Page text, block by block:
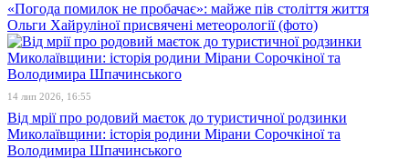
«Погода помилок не пробачає»: майже пів століття життя
Ольги Хайруліної присвячені метеорології (фото)
14 лип 2026, 16:55
Від мрії про родовий маєток до туристичної родзинки
Миколаївщини: історія родини Мірани Сорочкіної та
Володимира Шпачинського